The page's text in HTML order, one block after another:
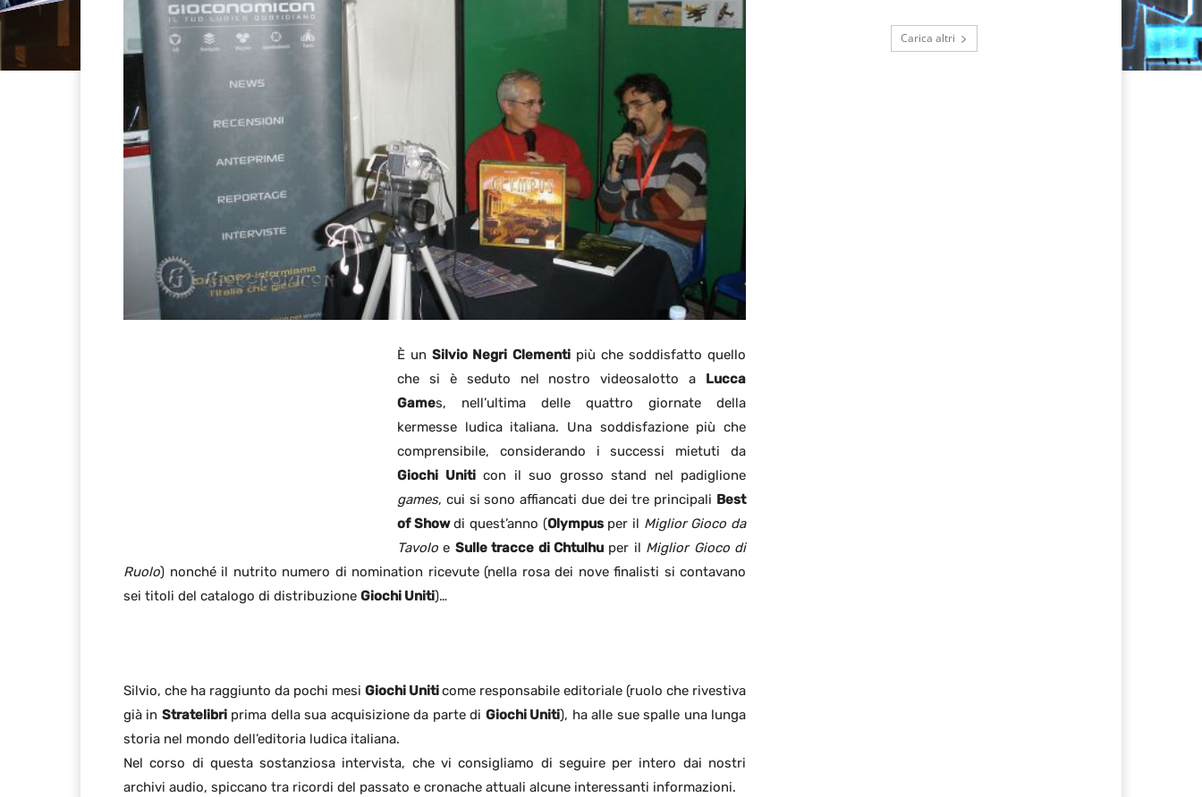
È unSilvio Negri Clementipiù che soddisfatto quello
che si è seduto nel nostro videosalotto a Lucca
Games, nell’ultima delle quattro giornate della
kermesse ludica italiana. Una soddisfazione più che
comprensibile, considerando i successi mietuti da
Giochi Uniticon il suo grosso stand nel padiglione
games, cui si sono affiancati due dei tre principali Best
of Showdi quest’anno (Olympusper il Miglior Gioco da
Tavolo e Sulle tracce di Chtulhu per il Miglior Gioco di
Ruolo) nonché il nutrito numero di nomination ricevute (nella rosa dei nove finalisti si contavano
sei titoli del catalogo di distribuzione Giochi Uniti)…
Silvio, che ha raggiunto da pochi mesi Giochi Uniticome responsabile editoriale (ruolo che rivestiva
già in Stratelibriprima della sua acquisizione da parte di Giochi Uniti), ha alle sue spalle una lunga
storia nel mondo dell’editoria ludica italiana.
Nel corso di questa sostanziosa intervista, che vi consigliamo di seguire per intero dai nostri
archivi audio, spiccano tra ricordi del passato e cronache attuali alcune interessanti informazioni.
Carica altri